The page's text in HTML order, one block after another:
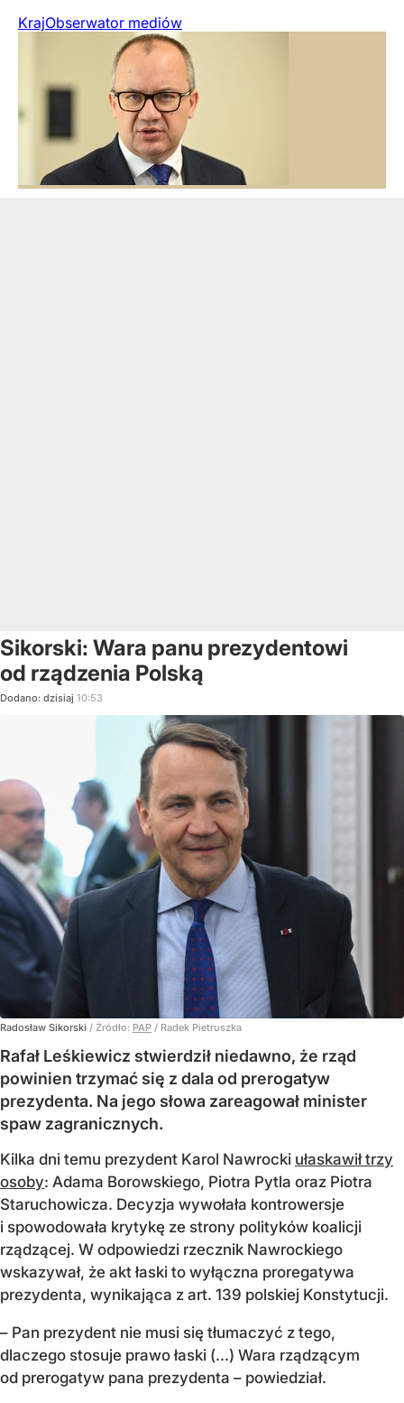
KrajObserwator mediów
Sikorski: Wara panu prezydentowi
od rządzenia Polską
Dodano: dzisiaj 10:53
Radosław Sikorski / Źródło: PAP / Radek Pietruszka
Rafał Leśkiewicz stwierdził niedawno, że rząd
powinien trzymać się z dala od prerogatyw
prezydenta. Na jego słowa zareagował minister
spaw zagranicznych.
Kilka dni temu prezydent Karol Nawrocki ułaskawił trzy
osoby: Adama Borowskiego, Piotra Pytla oraz Piotra
Staruchowicza. Decyzja wywołała kontrowersje
i spowodowała krytykę ze strony polityków koalicji
rządzącej. W odpowiedzi rzecznik Nawrockiego
wskazywał, że akt łaski to wyłączna proregatywa
prezydenta, wynikająca z art. 139 polskiej Konstytucji.
– Pan prezydent nie musi się tłumaczyć z tego,
dlaczego stosuje prawo łaski (...) Wara rządzącym
od prerogatyw pana prezydenta – powiedział.